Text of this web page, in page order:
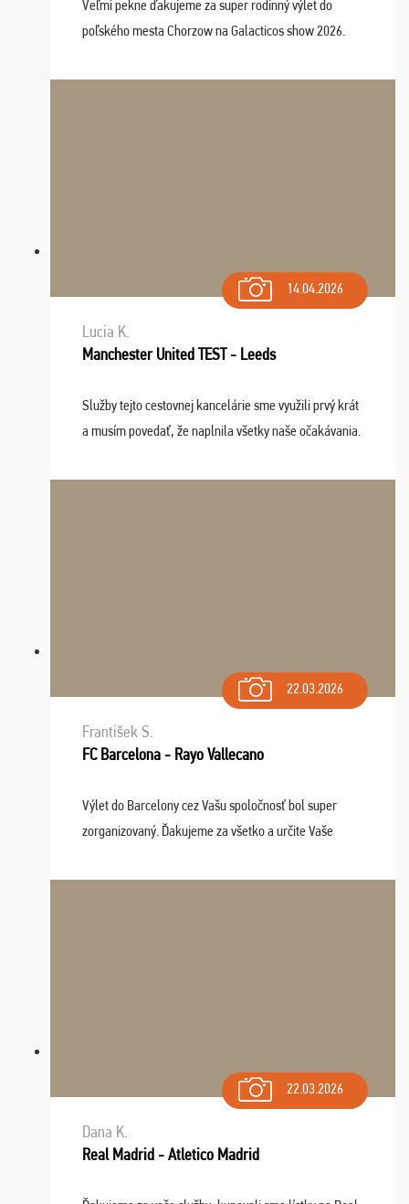
Veľmi pekne ďakujeme za super rodinný výlet do
poľského mesta Chorzow na Galacticos show 2026.
Navštívili sme aj zábavný park Legendia, previe ...
14.04.2026
Lucia K.
Manchester United TEST - Leeds
Služby tejto cestovnej kancelárie sme využili prvý krát
a musím povedať, že naplnila všetky naše očakávania.
dispozícii nonstop (milí, profesionálni ...
22.03.2026
František S.
FC Barcelona - Rayo Vallecano
Výlet do Barcelony cez Vašu spoločnosť bol super
zorganizovaný. Ďakujeme za všetko a určite Vaše
22.03.2026
Dana K.
Real Madrid - Atletico Madrid